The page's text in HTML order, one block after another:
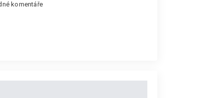
komentáře